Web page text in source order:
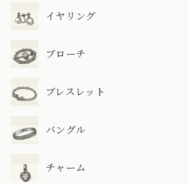
イヤリング
ブローチ
ブレスレット
バングル
チャーム